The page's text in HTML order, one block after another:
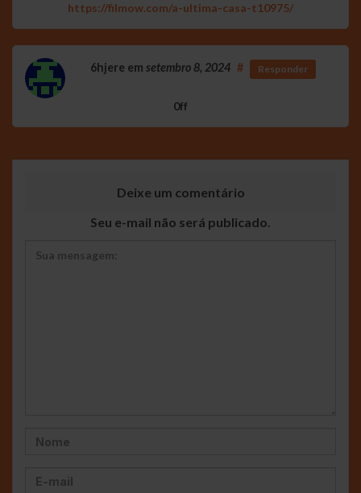
https://filmow.com/a-ultima-casa-t10975/
6hjere em setembro 8, 2024 # Responder
0ff
Deixe um comentário
Seu e-mail não será publicado.